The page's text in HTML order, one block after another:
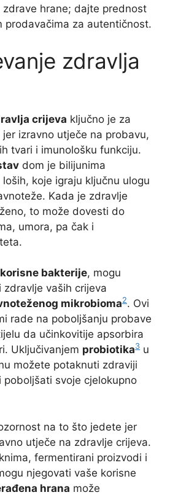
zdrave hrane; dajte prednost
prodavačima za autentičnost.
zdravlja
crijeva ključno je za
jer izravno utječe na probavu,
tvari i imunološku funkciju.
dom je bilijunima
koje igraju ključnu ulogu
Kada je zdravlje
to može dovesti do
umora, pa čak i
korisne bakterije, mogu
vaših crijeva
mikrobioma2. Ovi
rade na poboljšanju probave
da učinkovitije apsorbira
Uključivanjem probiotika3 u
možete potaknuti zdraviji
i poboljšati svoje cjelokupno
na to što jedete jer
utječe na zdravlje crijeva.
fermentirani proizvodi i
njegovati vaše korisne
hrana može